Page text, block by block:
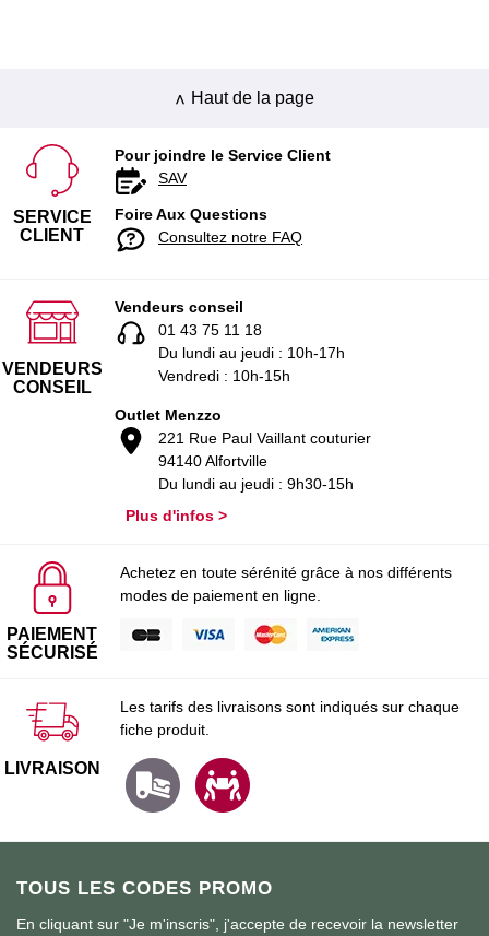
Haut de la page
TOUS LES CODES PROMO
En cliquant sur "Je m'inscris", j'accepte de recevoir la newsletter
SERVICE
CLIENT
Pour joindre le Service Client
SAV
Foire Aux Questions
Consultez notre FAQ
VENDEURS
CONSEIL
Vendeurs conseil
01 43 75 11 18
Du lundi au jeudi : 10h-17h
Vendredi : 10h-15h
Outlet Menzzo
221 Rue Paul Vaillant couturier
94140 Alfortville
Du lundi au jeudi : 9h30-15h
Plus d'infos >
PAIEMENT
SÉCURISÉ
Achetez en toute sérénité grâce à nos différents
modes de paiement en ligne.
LIVRAISON
Les tarifs des livraisons sont indiqués sur chaque
fiche produit.